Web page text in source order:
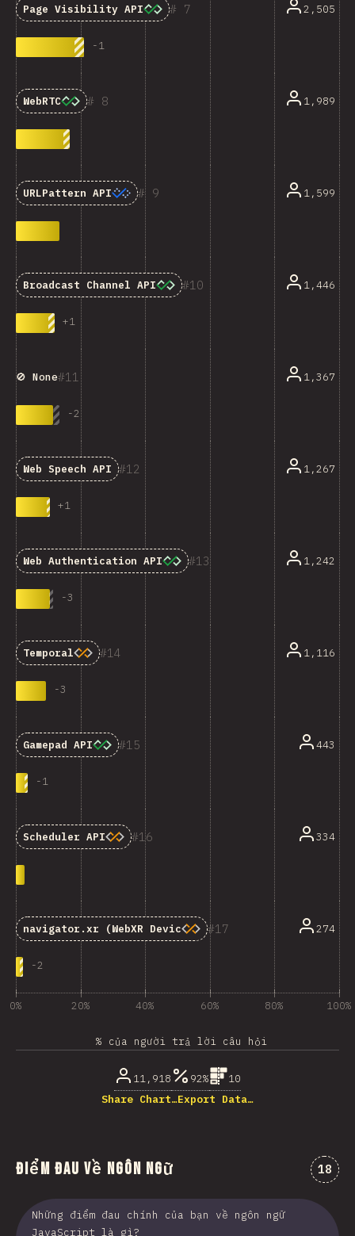
7
Page Visibility API
-1
2,505
8
WebRTC 1,989
9
URLPattern API 1,599
10
Broadcast Channel API
+1
1,446
11
🚫 None
-2
1,367
12
Web Speech API
+1
1,267
13
Web Authentication API
-3
1,242
14
Temporal
-3
1,116
15
Gamepad API
-1
443
16
Scheduler API 334
17
navigator.xr (WebXR Device API)
-2
274
0% 20% 40% 60% 80% 100%
% của người trả lời câu hỏi
11,918 92%
10
Share Chart…Export Data…
Điểm đau về Ngôn ngữ 18
Những điểm đau chính của bạn về ngôn ngữ
JavaScript là gì?